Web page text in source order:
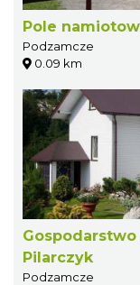
Pole
Podzamcze
0.09 km
Pilarczyk
Podzamcze